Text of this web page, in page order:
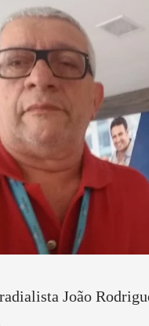
João